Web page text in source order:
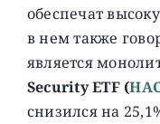
обеспечат
в нем также
является
Security ETF (
снизился на